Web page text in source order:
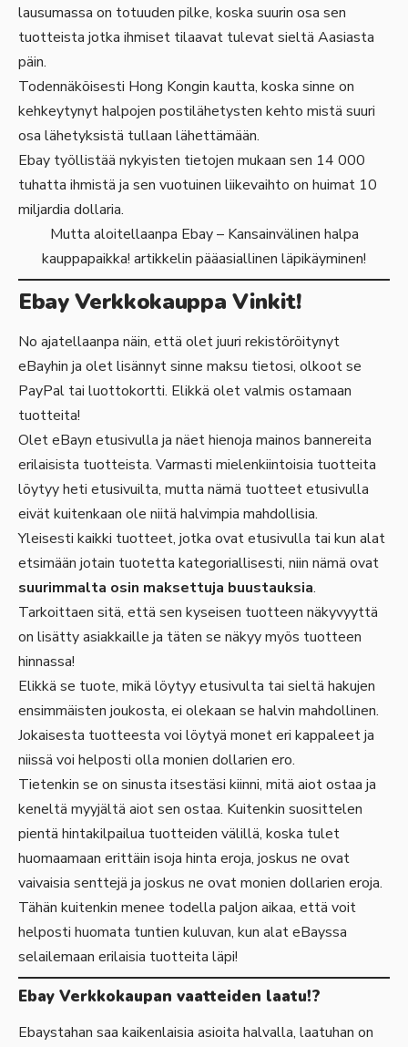
lausumassa on totuuden pilke, koska suurin osa sen
tuotteista jotka ihmiset tilaavat tulevat sieltä Aasiasta
päin.
Todennäköisesti Hong Kongin kautta, koska sinne on
kehkeytynyt halpojen postilähetysten kehto mistä suuri
osa lähetyksistä tullaan lähettämään.
Ebay työllistää nykyisten tietojen mukaan sen 14 000
tuhatta ihmistä ja sen vuotuinen liikevaihto on huimat 10
miljardia dollaria.
Mutta aloitellaanpa Ebay – Kansainvälinen halpa
kauppapaikka! artikkelin pääasiallinen läpikäyminen!
Ebay Verkkokauppa Vinkit!
No ajatellaanpa näin, että olet juuri rekistöröitynyt
eBayhin ja olet lisännyt sinne maksu tietosi, olkoot se
PayPal tai luottokortti. Elikkä olet valmis ostamaan
tuotteita!
Olet eBayn etusivulla ja näet hienoja mainos bannereita
erilaisista tuotteista. Varmasti mielenkiintoisia tuotteita
löytyy heti etusivuilta, mutta nämä tuotteet etusivulla
eivät kuitenkaan ole niitä halvimpia mahdollisia.
Yleisesti kaikki tuotteet, jotka ovat etusivulla tai kun alat
etsimään jotain tuotetta kategoriallisesti, niin nämä ovat
suurimmalta osin maksettuja buustauksia.
Tarkoittaen sitä, että sen kyseisen tuotteen näkyvyyttä
on lisätty asiakkaille ja täten se näkyy myös tuotteen
hinnassa!
Elikkä se tuote, mikä löytyy etusivulta tai sieltä hakujen
ensimmäisten joukosta, ei olekaan se halvin mahdollinen.
Jokaisesta tuotteesta voi löytyä monet eri kappaleet ja
niissä voi helposti olla monien dollarien ero.
Tietenkin se on sinusta itsestäsi kiinni, mitä aiot ostaa ja
keneltä myyjältä aiot sen ostaa. Kuitenkin suosittelen
pientä hintakilpailua tuotteiden välillä, koska tulet
huomaamaan erittäin isoja hinta eroja, joskus ne ovat
vaivaisia senttejä ja joskus ne ovat monien dollarien eroja.
Tähän kuitenkin menee todella paljon aikaa, että voit
helposti huomata tuntien kuluvan, kun alat eBayssa
selailemaan erilaisia tuotteita läpi!
Ebay Verkkokaupan vaatteiden laatu!?
Ebaystahan saa kaikenlaisia asioita halvalla, laatuhan on